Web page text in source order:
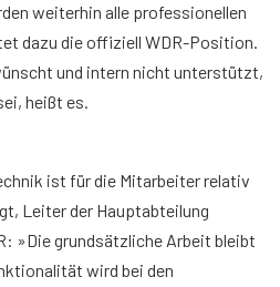
weiterhin alle professionellen
dazu die offiziell WDR-Position.
und intern nicht unterstützt,
heißt es.
ist für die Mitarbeiter relativ
Leiter der Hauptabteilung
»Die grundsätzliche Arbeit bleibt
wird bei den